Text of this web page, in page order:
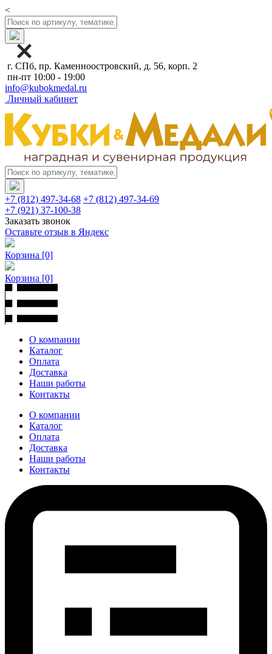
<
г. СПб, пр. Каменноостровский, д. 56, корп. 2
пн-пт 10:00 - 19:00
info@kubokmedal.ru
Личный кабинет
+7 (812) 497-34-68 +7 (812) 497-34-69
+7 (921) 37-100-38
Заказать звонок
Оставьте отзыв в Яндекс
Корзина [0]
Корзина [0]
О компании
Каталог
Оплата
Доставка
Наши работы
Контакты
О компании
Каталог
Оплата
Доставка
Наши работы
Контакты